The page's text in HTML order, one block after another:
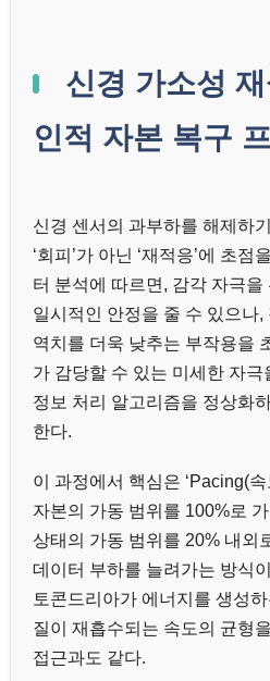
신경 가소성
인적 자본 복구
신경 센서의 과부하를 해제하
‘회피’가 아닌 ‘재적응’에 초점
터 분석에 따르면, 감각 자극
일시적인 안정을 줄 수 있으나
역치를 더욱 낮추는 부작용을
가 감당할 수 있는 미세한 자극
정보 처리 알고리즘을 정상화
한다.
이 과정에서 핵심은 ‘Pacing(
자본의 가동 범위를 100%로
상태의 가동 범위를 20% 내외
데이터 부하를 늘려가는 방식
토콘드리아가 에너지를 생성
질이 재흡수되는 속도의 균형
접근과도 같다.